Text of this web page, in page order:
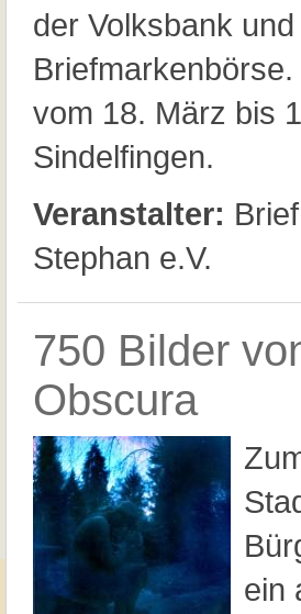
der Volksbank
vom 18. März bis
Sindelfingen.
Veranstalter:
Stephan e.V.
750 Bilder
Obscura
ein